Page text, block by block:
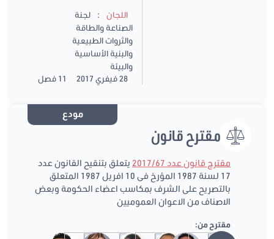
اللجان :
لجنة
الصناعة والطاقة
والثروات الطبيعية
والبنية الأساسية
والبيئة
28 فيفري 2017
11 فصل
مودع
مقترح قانون
مقترح قانون عدد 2017/67
يتعلق بتنقيح القانون عدد
17 لسنة 1987 المؤرخ فى 10 افريل 1987 المتعلق
بالتصريح على الشرف بمكاسب اعضاء الحكومة وبعض
الاصناف من الاعوان العموميين
مقترح من: